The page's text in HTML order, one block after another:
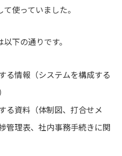
使っていました。
下の通りです。
る情報（システムを構成する
る資料（体制図、打合せメ
管理表、社内事務手続きに関